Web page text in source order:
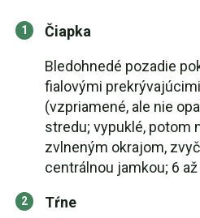
Čiapka
Bledohnedé pozadie
fialovými
(vzpriamené, ale nie
stredu; vypuklé, potom
zvlneným okrajom,
centrálnou jamkou; 6
Tŕne